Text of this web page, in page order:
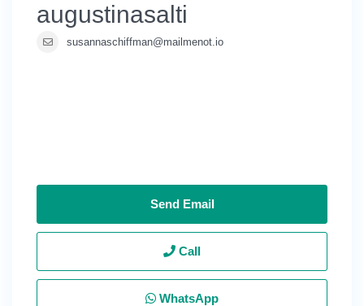
augustinasalti
susannaschiffman@mailmenot.io
Send Email
Call
WhatsApp